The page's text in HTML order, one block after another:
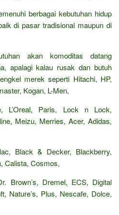
berbagai kebutuhan hidup
di pasar tradisional maupun di
akan komoditas datang
apalagi kalau rusak dan butuh
merek seperti Hitachi, HP,
Kogan, L-Men,
L’Oreal, Paris, Lock n Lock,
Meizu, Merries, Acer, Adidas,
Black & Decker, Blackberry,
Calista, Cosmos,
Brown’s, Dremel, ECS, Digital
Nature’s, Plus, Nescafe, Dolce,